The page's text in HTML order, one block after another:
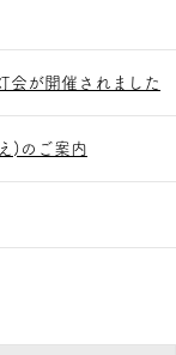
会が開催されました
)のご案内